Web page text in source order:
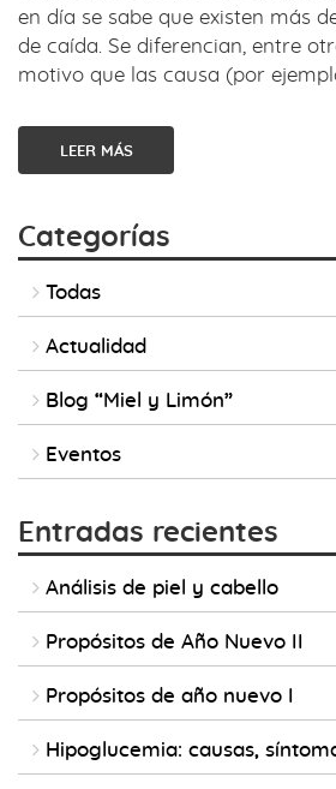
en día se sabe que existen más
de caída. Se diferencian, entre
motivo que las causa (por
LEER MÁS
Categorías
Todas
Actualidad
Blog “Miel y Limón”
Eventos
Entradas recientes
Análisis de piel y cabello
Propósitos de Año Nuevo II
Propósitos de año nuevo I
Hipoglucemia: causas,